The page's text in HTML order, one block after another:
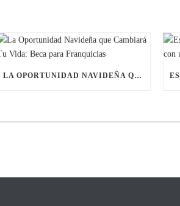
LA OPORTUNIDAD NAVIDEÑA QUE CAMBIARÁ TU VIDA: BECA PARA FRANQUICIAS